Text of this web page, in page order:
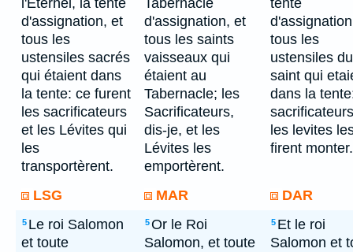
l'Eternel, la tente
d'assignation, et
tous les
ustensiles sacrés
qui étaient dans
la tente: ce furent
les sacrificateurs
et les Lévites qui
les
transportèrent.
Tabernacle
d'assignation, et
tous les saints
vaisseaux qui
étaient au
Tabernacle; les
Sacrificateurs,
dis-je, et les
Lévites les
emportèrent.
tente
tous les
ustensiles
saint qui
dans la
les levites
firent monter.
LSG MAR DAR
5 Le roi Salomon
et toute
5Or le Roi
Salomon, et toute
5 Et le roi
Salomon et